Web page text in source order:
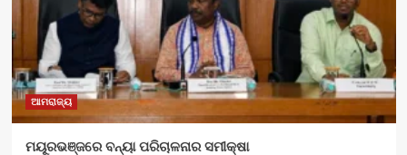
ଆମରାଜ୍ୟ
ମୟୂରଭଞ୍ଜରେ ବନ୍ୟା ପରିଚାଳନାର ସମୀକ୍ଷା